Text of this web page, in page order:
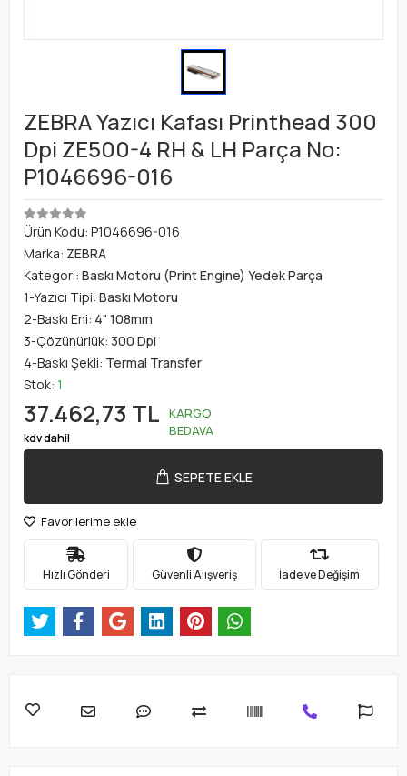
ZEBRA Yazıcı Kafası Printhead 300
Dpi ZE500-4 RH & LH Parça No:
P1046696-016
Ürün Kodu: P1046696-016
Marka: ZEBRA
Kategori: Baskı Motoru (Print Engine) Yedek Parça
1-Yazıcı Tipi: Baskı Motoru
2-Baskı Eni: 4" 108mm
3-Çözünürlük: 300 Dpi
4-Baskı Şekli: Termal Transfer
Stok: 1
37.462,73 TL
kdv dahil
KARGO
BEDAVA
SEPETE EKLE
Favorilerime ekle
Hızlı Gönderi Güvenli Alışveriş İade ve Değişim